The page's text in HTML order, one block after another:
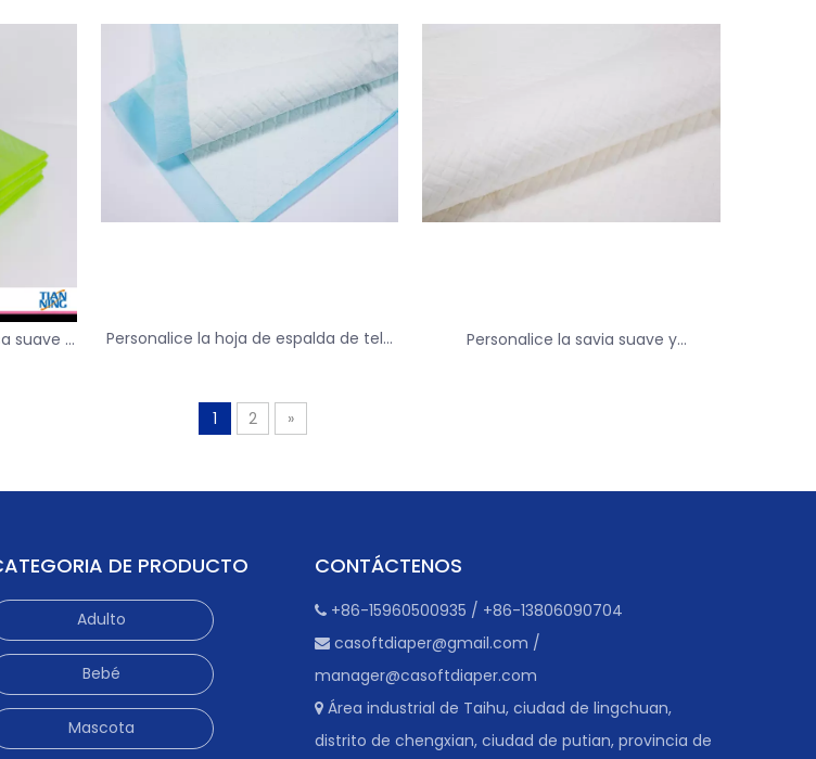
suave y
Personalice la hoja de espalda de tela
Personalice la savia suave y
1
2 »
DE PRODUCTO
Adulto
Bebé
Mascota
CONTÁCTENOS
 +86-15960500935 / +86-13806090704
 casoftdiaper@gmail.com /
manager@casoftdiaper.com
 Área industrial de Taihu, ciudad de lingchuan,
distrito de chengxian, ciudad de putian, provincia de